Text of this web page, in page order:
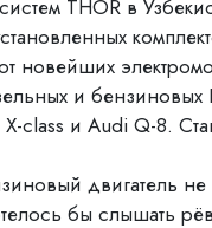
THOR в
новейших
и бензиновых
class и Audi Q-8.
двигатель не
бы слышать